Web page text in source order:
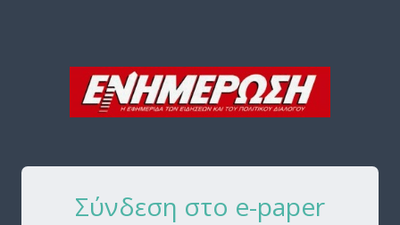
Σύνδεση στο e-paper